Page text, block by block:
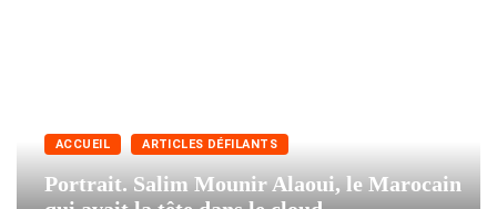
ACCUEIL ARTICLES DÉFILANTS
Portrait. Salim Mounir Alaoui, le Marocain